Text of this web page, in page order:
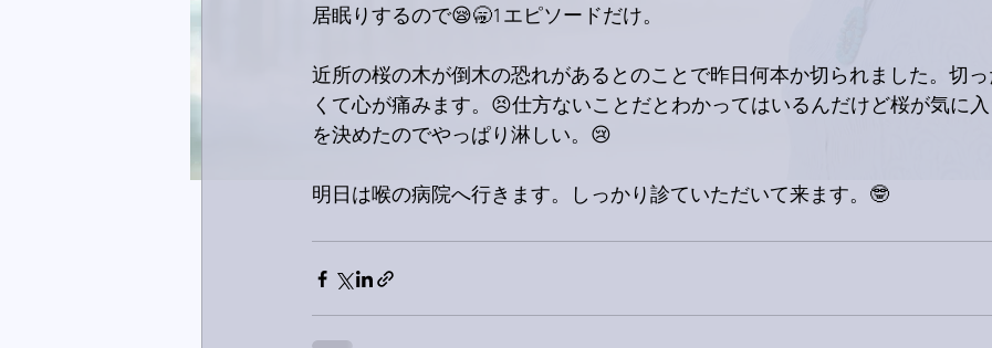
居眠りするので😪🥱1エピソードだけ。
近所の桜の木が倒木の恐れがあるとのことで昨日何本か切られました。切
くて心が痛みます。😣仕方ないことだとわかってはいるんだけど桜が気に
を決めたのでやっぱり淋しい。😢
明日は喉の病院へ行きます。しっかり診ていただいて来ます。🤓